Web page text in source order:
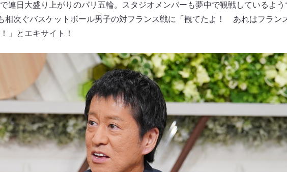
連日大盛り上がりのパリ五輪。スタジオメンバーも夢中で観戦しているよう
相次ぐバスケットボール男子の対フランス戦に「観てたよ！ あれはフラン
」とエキサイト！